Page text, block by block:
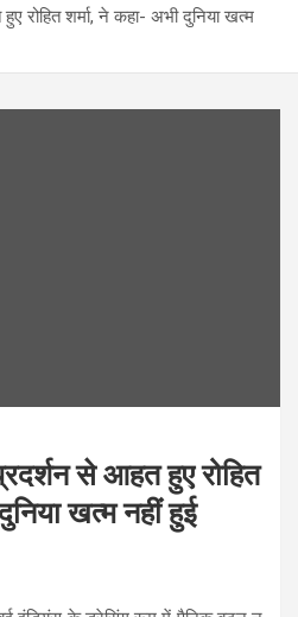
रोहित शर्मा, ने कहा- अभी दुनिया खत्म
से आहत हुए रोहित
खत्म नहीं हुई